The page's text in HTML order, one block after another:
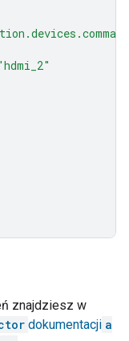
znajdziesz w
dokumentacji a